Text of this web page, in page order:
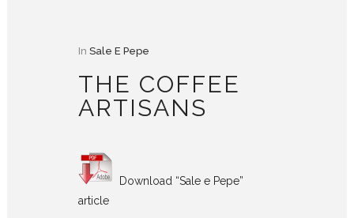
In Sale E Pepe
THE COFFEE
ARTISANS
Download “Sale e Pepe”
article